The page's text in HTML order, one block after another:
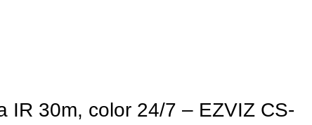
IR 30m, color 24/7 – EZVIZ CS-